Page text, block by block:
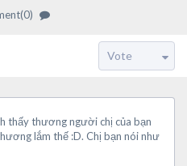
thấy thương người chị của bạn
lắm thế :D. Chị bạn nói như